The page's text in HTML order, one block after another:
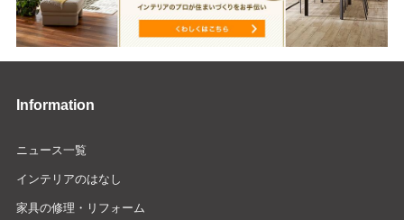
Information
ニュース一覧
インテリアのはなし
家具の修理・リフォーム